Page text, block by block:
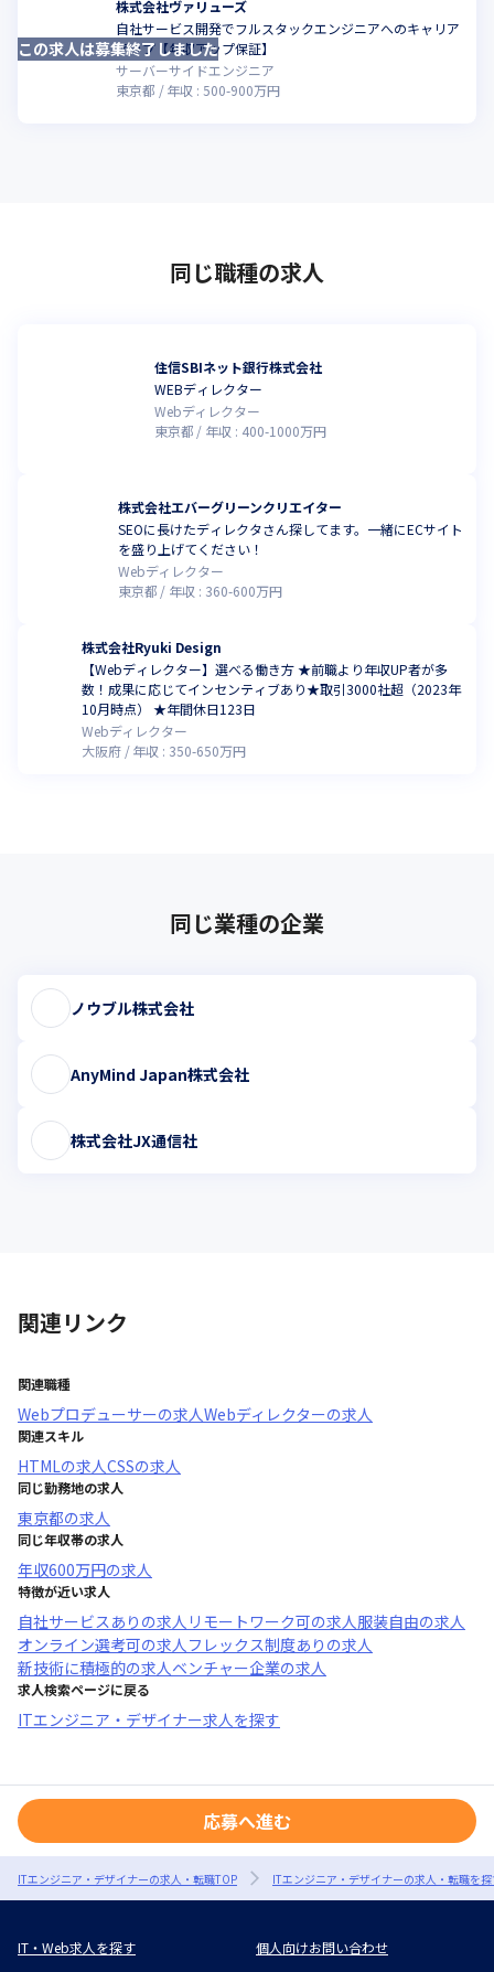
株式会社ヴァリューズ
自社サービス開発でフルスタックエンジニアへのキャリア
アップ【年収アップ保証】
サーバーサイドエンジニア
東京都
年収 :500-900万円
この求人は募集終了しました
同じ職種の求人
住信SBIネット銀行株式会社
WEBディレクター
Webディレクター
東京都
年収 : 400-1000万円
株式会社エバーグリーンクリエイター
SEOに長けたディレクタさん探してます。一緒にECサイト
を盛り上げてください！
Webディレクター
東京都
年収 : 360-600万円
株式会社Ryuki Design
【Webディレクター】選べる働き方 ★前職より年収UP者が多
数！成果に応じてインセンティブあり★取引3000社超（2023年
10月時点） ★年間休日123日
Webディレクター
大阪府
年収 : 350-650万円
同じ業種の企業
ノウブル株式会社
AnyMind Japan株式会社
株式会社JX通信社
関連リンク
関連職種
Webプロデューサーの求人Webディレクターの求人
関連スキル
HTMLの求人CSSの求人
同じ勤務地の求人
東京都の求人
同じ年収帯の求人
年収600万円の求人
特徴が近い求人
自社サービスあり の求人 リモートワーク可の求人服装自由の求人
オンライン選考可の求人フレックス制度あり の求人
新技術に積極的の求人ベンチャー企業の求人
求人検索ページに戻る
ITエンジニア・デザイナー求人を探す
応募へ進む
ITエンジニア・デザイナーの求人・転職TOP ITエンジニア・デザイナーの求人・転職を
IT・Web求人を探す
個人向けお問い合わせ